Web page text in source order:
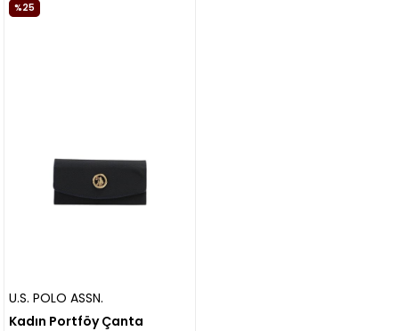
U.S. POLO ASSN.
Kadın Portföy Çanta
%25